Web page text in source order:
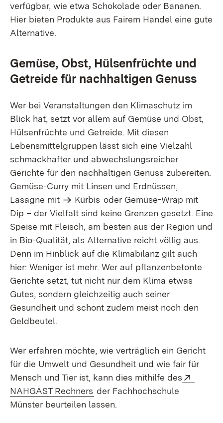
verfügbar, wie etwa Schokolade oder Bananen.
Hier bieten Produkte aus Fairem Handel eine gute
Alternative.
Gemüse, Obst, Hülsenfrüchte und
Getreide für nachhaltigen Genuss
Wer bei Veranstaltungen den Klimaschutz im
Blick hat, setzt vor allem auf Gemüse und Obst,
Hülsenfrüchte und Getreide. Mit diesen
Lebensmittelgruppen lässt sich eine Vielzahl
schmackhafter und abwechslungsreicher
Gerichte für den nachhaltigen Genuss zubereiten.
Gemüse-Curry mit Linsen und Erdnüssen,
Lasagne mit
Kürbis oder Gemüse-Wrap mit
Dip – der Vielfalt sind keine Grenzen gesetzt. Eine
Speise mit Fleisch, am besten aus der Region und
in Bio-Qualität, als Alternative reicht völlig aus.
Denn im Hinblick auf die Klimabilanz gilt auch
hier: Weniger ist mehr. Wer auf pflanzenbetonte
Gerichte setzt, tut nicht nur dem Klima etwas
Gutes, sondern gleichzeitig auch seiner
Gesundheit und schont zudem meist noch den
Geldbeutel.
Wer erfahren möchte, wie verträglich ein Gericht
für die Umwelt und Gesundheit und wie fair für
Mensch und Tier ist, kann dies mithilfe des
NAHGAST Rechners (Öffnet in neuem Fenster)
der Fachhochschule
Münster beurteilen lassen.